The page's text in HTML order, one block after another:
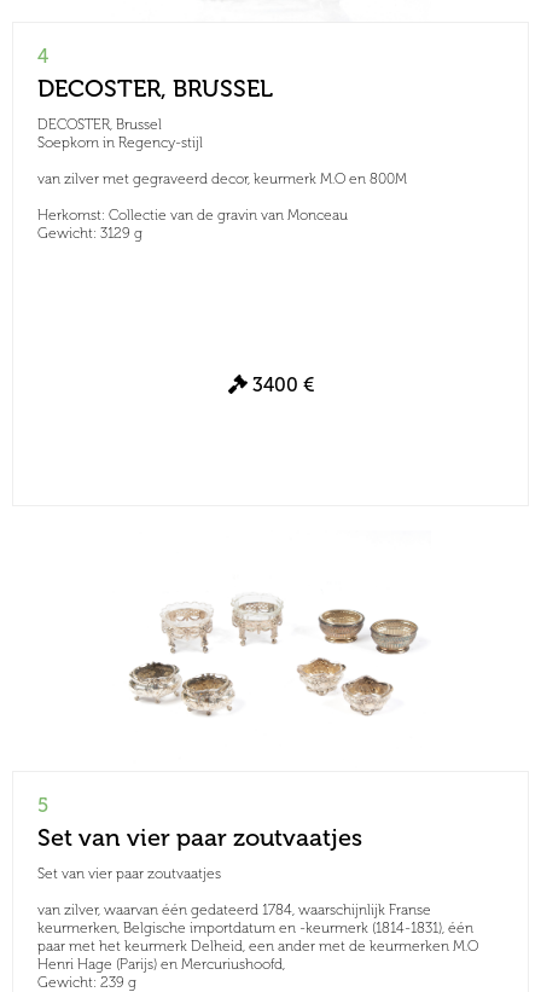
4
DECOSTER, BRUSSEL
DECOSTER, Brussel
Soepkom in Regency-stijl
van zilver met gegraveerd decor, keurmerk M.O en 800M
Herkomst: Collectie van de gravin van Monceau
Gewicht: 3129 g
3400 €
5
Set van vier paar zoutvaatjes
Set van vier paar zoutvaatjes
van zilver, waarvan één gedateerd 1784, waarschijnlijk Franse
keurmerken, Belgische importdatum en -keurmerk (1814-1831), één
paar met het keurmerk Delheid, een ander met de keurmerken M.O
Henri Hage (Parijs) en Mercuriushoofd,
Gewicht: 239 g